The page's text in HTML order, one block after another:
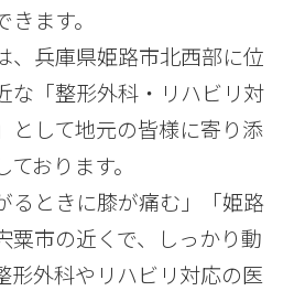
ます。
、兵庫県姫路市北西部に位
な「整形外科・リハビリ対
として地元の皆様に寄り添
おります。
るときに膝が痛む」「姫路
粟市の近くで、しっかり動
形外科やリハビリ対応の医